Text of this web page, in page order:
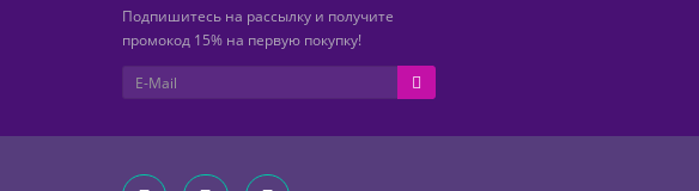
Подпишитесь на рассылку и получите
промокод 15% на первую покупку!